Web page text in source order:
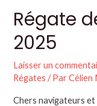
Régate
2025
Laisser un
Régates / ParCélien
Chers navigateurs et